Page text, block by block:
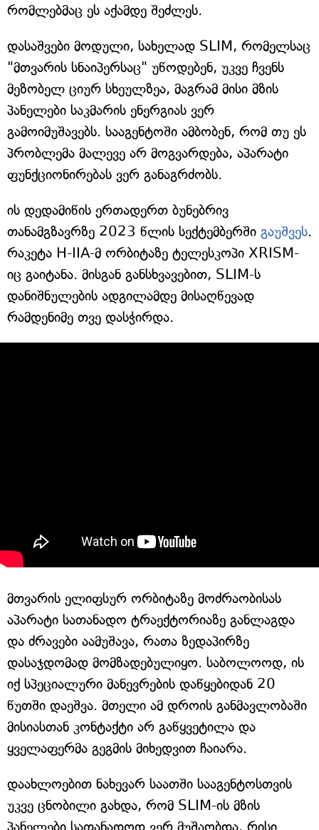
რომლებმაც ეს აქამდე შეძლეს.
დასაშვები მოდული, სახელად SLIM, რომელსაც
"მთვარის სნაიპერსაც" უწოდებენ, უკვე ჩვენს
მეზობელ ციურ სხეულზეა, მაგრამ მისი მზის
პანელები საკმარის ენერგიას ვერ
გამოიმუშავებს. სააგენტოში ამბობენ, რომ თუ ეს
პრობლემა მალევე არ მოგვარდება, აპარატი
ფუნქციონირებას ვერ განაგრძობს.
ის დედამიწის ერთადერთ ბუნებრივ
თანამგზავრზე 2023 წლის სექტემბერში გაუშვეს.
რაკეტა H-IIA-მ ორბიტაზე ტელესკოპი XRISM-
იც გაიტანა. მისგან განსხვავებით, SLIM-ს
დანიშნულების ადგილამდე მისაღწევად
რამდენიმე თვე დასჭირდა.
მთვარის ელიფსურ ორბიტაზე მოძრაობისას
აპარატი სათანადო ტრაექტორიაზე განლაგდა
და ძრავები აამუშავა, რათა ზედაპირზე
დასაჯდომად მომზადებულიყო. საბოლოოდ, ის
იქ სპეციალური მანევრების დაწყებიდან 20
წუთში დაეშვა. მთელი ამ დროის განმავლობაში
მისიასთან კონტაქტი არ გაწყვეტილა და
ყველაფერმა გეგმის მიხედვით ჩაიარა.
დაახლოებით ნახევარ საათში სააგენტოსთვის
უკვე ცნობილი გახდა, რომ SLIM-ის მზის